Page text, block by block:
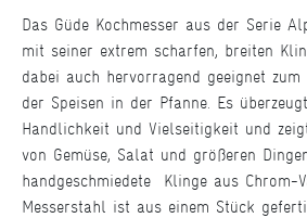
Das Güde Kochmesser aus der Serie
mit seiner extrem scharfen, breiten
dabei auch hervorragend geeignet zum
der Speisen in der Pfanne. Es
Handlichkeit und Vielseitigkeit und
von Gemüse, Salat und größeren
handgeschmiedete Klinge aus Chrom-
Messerstahl ist aus einem Stück